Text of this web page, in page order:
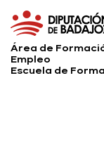
Área de
Empleo
Escuela de